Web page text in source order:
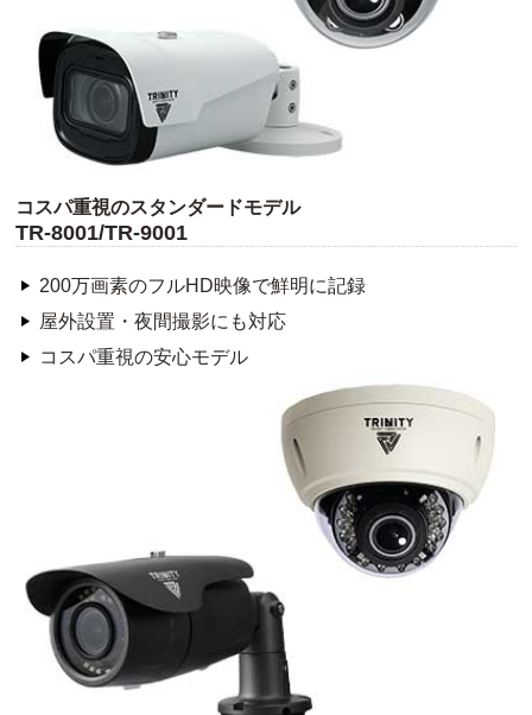
コスパ重視のスタンダードモデル
TR-8001/TR-9001
200万画素のフルHD映像で鮮明に記録
屋外設置・夜間撮影にも対応
コスパ重視の安心モデル